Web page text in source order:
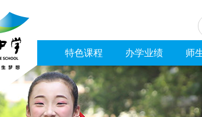
特色课程 办学业绩 师